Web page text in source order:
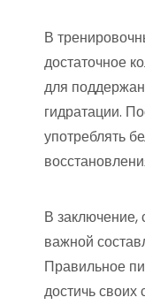
В
достаточное
для
гидратации.
употреблять
В заключение,
важной
Правильное
достичь